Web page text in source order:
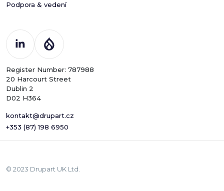
Podpora & vedení
Register Number: 787988
20 Harcourt Street
Dublin 2
D02 H364
kontakt@drupart.cz
+353 (87) 198 6950
© 2023 Drupart UK Ltd.